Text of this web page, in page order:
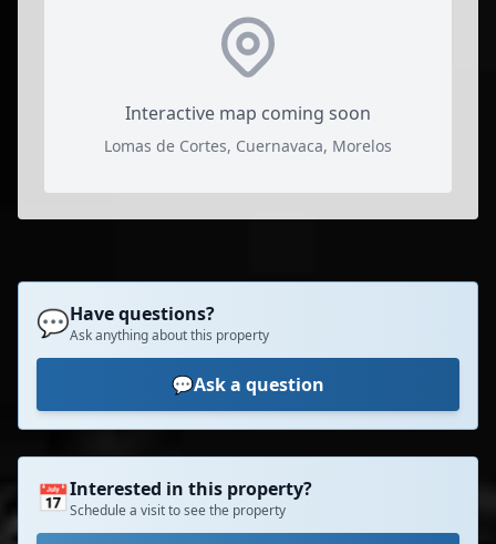
Interactive map coming soon
Lomas de Cortes, Cuernavaca, Morelos
💬Have questions?
Ask anything about this property
💬Ask a question
📅Interested in this property?
Schedule a visit to see the property